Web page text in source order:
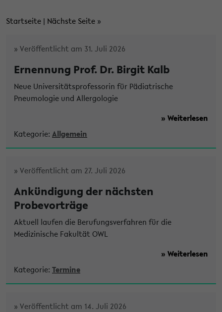
Startseite | Nächste Seite »
» Veröffentlicht am 31. Juli 2026
Ernennung Prof. Dr. Birgit Kalb
Neue Universitätsprofessorin für Pädiatrische
Pneumologie und Allergologie
» Weiterlesen
Kategorie: Allgemein
» Veröffentlicht am 27. Juli 2026
Ankündigung der nächsten
Probevorträge
Aktuell laufen die Berufungsverfahren für die
Medizinische Fakultät OWL
» Weiterlesen
Kategorie: Termine
» Veröffentlicht am 14. Juli 2026